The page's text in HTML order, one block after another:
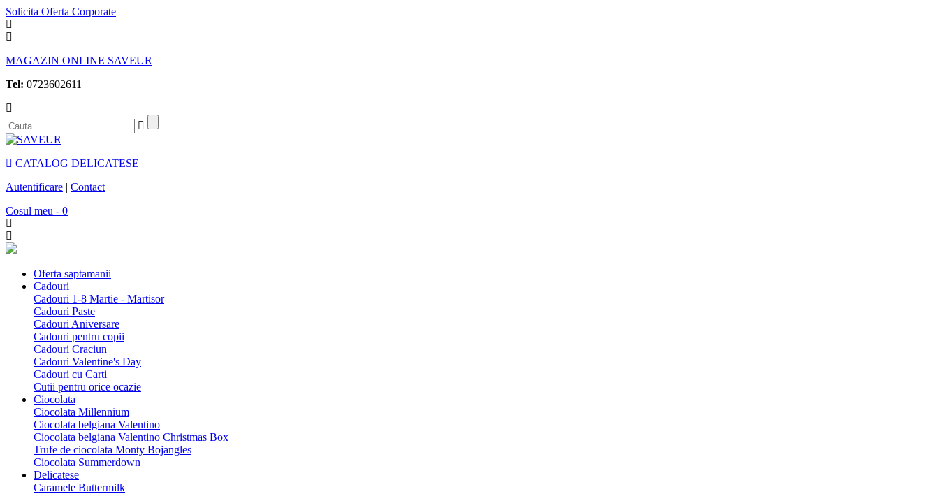
Solicita Oferta Corporate
MAGAZIN ONLINE SAVEUR
Tel: 0723602611
CATALOG DELICATESE
Autentificare | Contact
Cosul meu - 0
Oferta saptamanii
Cadouri
Cadouri 1-8 Martie - Martisor
Cadouri Paste
Cadouri Aniversare
Cadouri pentru copii
Cadouri Craciun
Cadouri Valentine's Day
Cadouri cu Carti
Cutii pentru orice ocazie
Ciocolata
Ciocolata Millennium
Ciocolata belgiana Valentino
Ciocolata belgiana Valentino Christmas Box
Trufe de ciocolata Monty Bojangles
Ciocolata Summerdown
Delicatese
Caramele Buttermilk